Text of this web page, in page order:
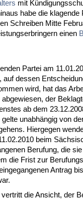
mit
ha­be die kla­gen­de
Schrei­ben Mit­te
ei­nen
Par­tei am
auf des­sen
wird, hat das
ab­ge­wie­sen, der
ab dem
un­abhängig von
Hier­ge­gen
beim
Be­ru­fung, die
die Frist zur
An­trag
die An­sicht, der